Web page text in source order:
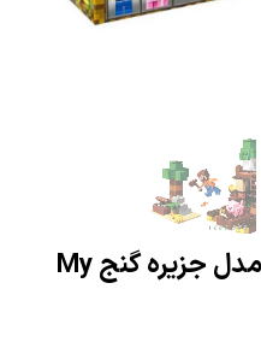
لگو 248 تکه ماینکرافت مدل جزیره گنج My